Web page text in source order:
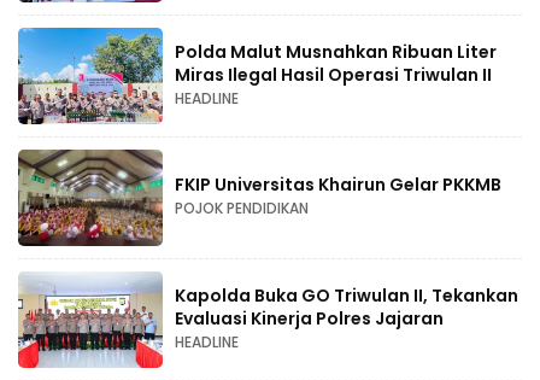
Polda Malut Musnahkan Ribuan Liter
Miras Ilegal Hasil Operasi Triwulan II
HEADLINE
FKIP Universitas Khairun Gelar PKKMB
POJOK PENDIDIKAN
Kapolda Buka GO Triwulan II, Tekankan
Evaluasi Kinerja Polres Jajaran
HEADLINE